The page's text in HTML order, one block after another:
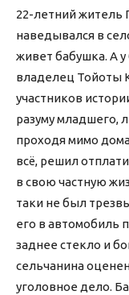
22-летний житель
наведывался в
живет бабушка. А
владелец Тойоты
участников
разуму младшего,
проходя мимо
всё, решил
в свою частную
таки не был
его в автомобиль
заднее стекло и
сельчанина
уголовное дело.